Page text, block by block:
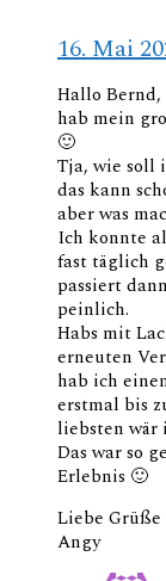
16. Mai
Hallo Bernd,
hab mein
🙂
Tja, wie soll
das kann
aber was
Ich konnte
fast täglich
passiert
peinlich.
Habs mit
erneuten
hab ich
erstmal bis
liebsten wär
Das war so
Erlebnis 🙂
Liebe Grüße
Angy